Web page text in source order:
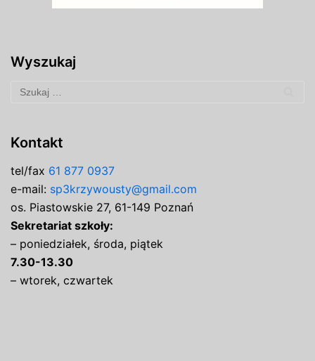
Wyszukaj
Kontakt
tel/fax 61 877 0937
e-mail: sp3krzywousty@gmail.com
os. Piastowskie 27, 61-149 Poznań
Sekretariat szkoły:
– poniedziałek, środa, piątek
7.30-13.30
– wtorek, czwartek